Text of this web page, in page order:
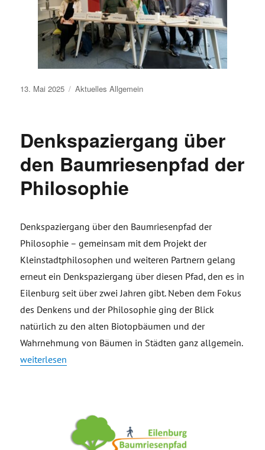
Veröffentlicht
13. Mai 2025 Aktuelles Allgemein
Denkspaziergang über
den Baumriesenpfad der
Philosophie
Denkspaziergang über den Baumriesenpfad der
Philosophie – gemeinsam mit dem Projekt der
Kleinstadtphilosophen und weiteren Partnern gelang
erneut ein Denkspaziergang über diesen Pfad, den es in
Eilenburg seit über zwei Jahren gibt. Neben dem Fokus
des Denkens und der Philosophie ging der Blick
natürlich zu den alten Biotopbäumen und der
Wahrnehmung von Bäumen in Städten ganz allgemein.
„Denkspaziergang über den Baumriesenpfad der
weiterlesen